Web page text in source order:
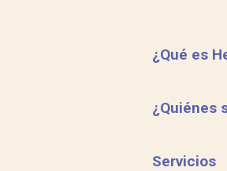
¿Qué es
¿Quiénes
Servicios